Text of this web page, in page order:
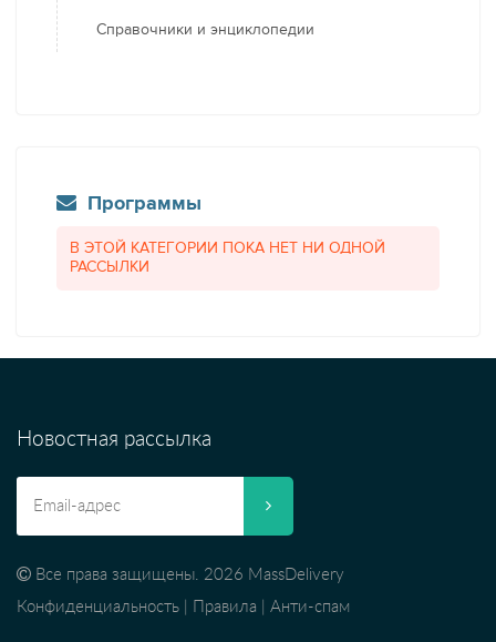
Справочники и энциклопедии
Программы
В ЭТОЙ КАТЕГОРИИ ПОКА НЕТ НИ ОДНОЙ
РАССЫЛКИ
Новостная рассылка
Все права защищены. 2026 MassDelivery
Конфиденциальность
Правила Анти-спам